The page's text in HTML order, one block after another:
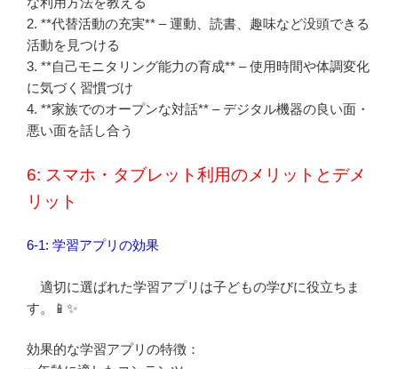
2. **代替活動の充実** – 運動、読書、趣味など没頭できる
活動を見つける
3. **自己モニタリング能力の育成** – 使用時間や体調変化
に気づく習慣づけ
4. **家族でのオープンな対話** – デジタル機器の良い面・
悪い面を話し合う
6: スマホ・タブレット利用のメリットとデメ
リット
6-1: 学習アプリの効果
適切に選ばれた学習アプリは子どもの学びに役立ちま
す。📱✨
効果的な学習アプリの特徴：